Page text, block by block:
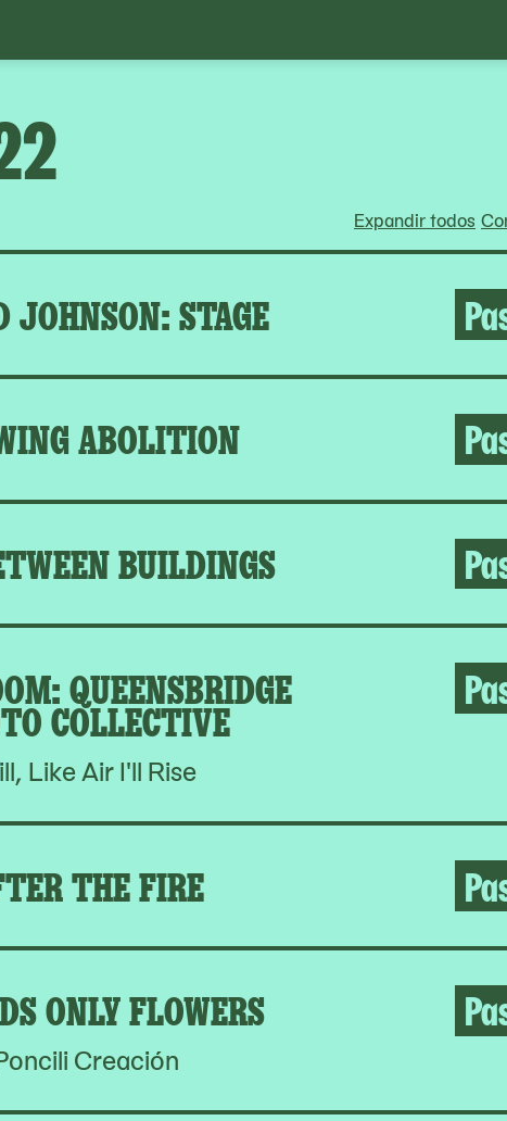
Expandir todos
JOHNSON: STAGE
ABOLITION
BUILDINGS
QUEENSBRIDGE
COLLECTIVE
Like Air I'll Rise
THE FIRE
ONLY FLOWERS
Creación